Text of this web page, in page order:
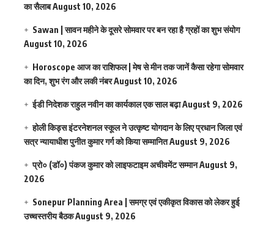
का सैलाबAugust 10, 2026
Sawan | सावन महीने के दूसरे सोमवार पर बन रहा है ग्रहों का शुभ संयोग
August 10, 2026
Horoscope आज का राशिफल | मेष से मीन तक जानें कैसा रहेगा सोमवार
का दिन, शुभ रंग और लकी नंबरAugust 10, 2026
ईडी निदेशक राहुल नवीन का कार्यकाल एक साल बढ़ाAugust 9, 2026
होली किड्स इंटरनेशनल स्कूल ने उत्कृष्ट योगदान के लिए प्रधान जिला एवं
सत्र न्यायाधीश पुनीत कुमार गर्ग को किया सम्मानितAugust 9, 2026
प्रो० (डॉ०) पंकज कुमार को लाइफटाइम अचीवमेंट सम्मानAugust 9,
2026
Sonepur Planning Area | समग्र एवं एकीकृत विकास को लेकर हुई
उच्चस्तरीय बैठकAugust 9, 2026